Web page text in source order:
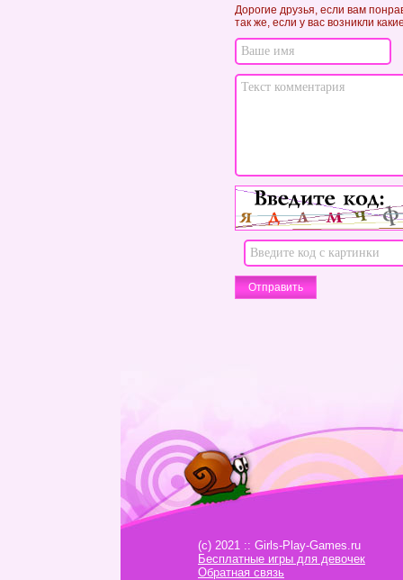
Дорогие друзья, если вам
так же, если у вас возникли
(c) 2021 :: Girls-Play-Games.ru
Бесплатные игры для девочек
Обратная связь